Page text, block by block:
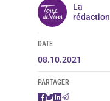
La
rédaction
DATE
08.10.2021
PARTAGER